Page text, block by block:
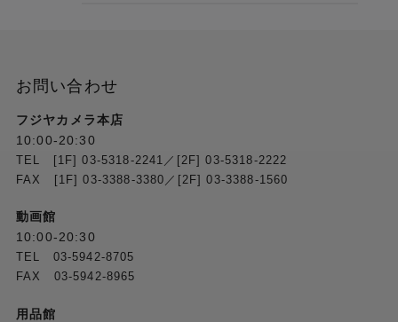
お問い合わせ
フジヤカメラ本店
10:00-20:30
TEL [1F] 03-5318-2241／[2F] 03-5318-2222
FAX [1F] 03-3388-3380／[2F] 03-3388-1560
動画館
10:00-20:30
TEL 03-5942-8705
FAX 03-5942-8965
用品館